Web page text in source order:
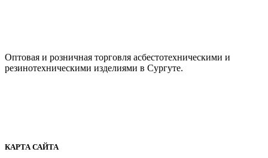
Оптовая и розничная торговля асбестотехническими и
резинотехническими изделиями в Сургуте.
КАРТА САЙТА